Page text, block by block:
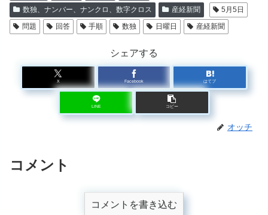
数独、ナンバー、ナンクロ、数字クロス
産経新聞
5月5日
問題
回答 手順 数独 日曜日 産経新聞
シェアする
X Facebook はてブ
LINE コピー
オッチ
コメント
コメントを書き込む